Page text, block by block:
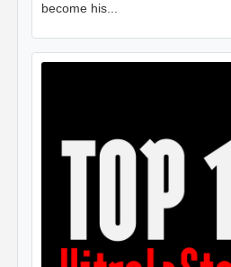
become his...